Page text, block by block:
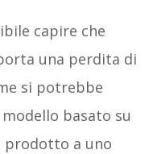
capire che
una perdita di
si potrebbe
basato su
prodotto a uno